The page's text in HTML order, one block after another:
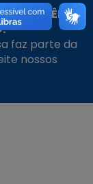
TÊM
faz parte da
nossos